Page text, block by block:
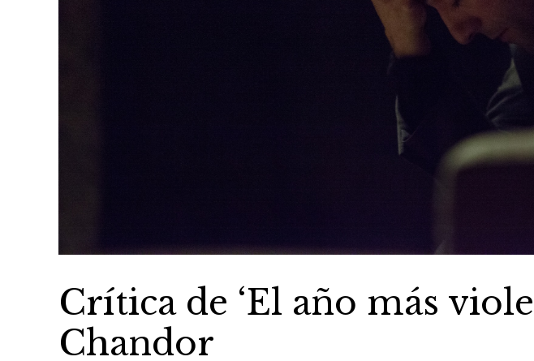
Crítica de ‘El año más
Chandor